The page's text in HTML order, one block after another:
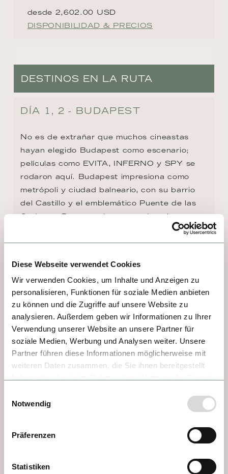
Diese Webseite verwendet Cookies
Wir verwenden Cookies, um Inhalte und Anzeigen zu
personalisieren, Funktionen für soziale Medien anbieten
zu können und die Zugriffe auf unsere Website zu
analysieren. Außerdem geben wir Informationen zu Ihrer
Verwendung unserer Website an unsere Partner für
soziale Medien, Werbung und Analysen weiter. Unsere
Partner führen diese Informationen möglicherweise mit
weiteren Daten zusammen, die Sie ihnen bereitgestellt
Notwendig
Präferenzen
Statistiken
desde 2,602.00 USD
DISPONIBILIDAD & PRECIOS
DESTINOS EN LA RUTA
DÍA 1, 2 - BUDAPEST
No es de extrañar que muchos cineastas
hayan elegido Budapest como escenario;
películas como EVITA, INFERNO y SPY se
rodaron aquí. Budapest impresiona como
metrópoli y ciudad balneario, con su barrio
del Castillo y el emblemático Puente de las
Cadenas. Destacan las casas de colores
pastel en Herrengasse, la Galería Nacional y
el Laberinto, que también sirvió como
Tepes de Transilvania, conocido en la
historia y en los cuentos como el Conde
Drácula. ¡Aquí hay mucho por ver y
experimentar!
DÍA 3 - BRATISLAVA